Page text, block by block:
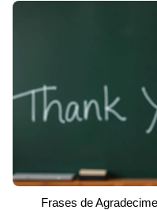
Frases de